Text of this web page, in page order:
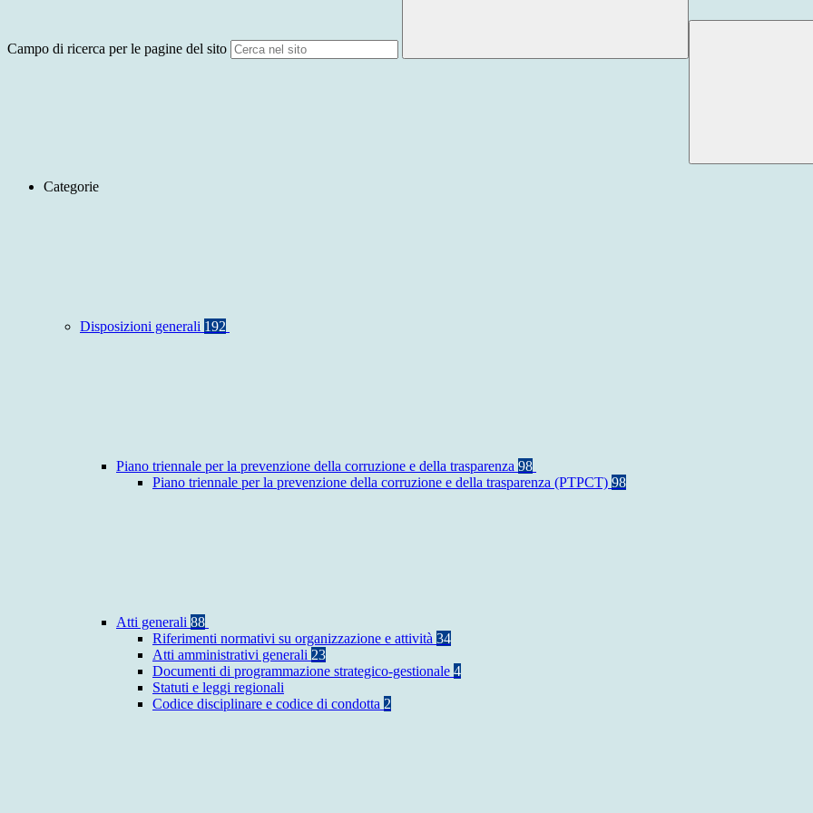
Campo di ricerca per le pagine del sito
Categorie
Disposizioni generali 192
Piano triennale per la prevenzione della corruzione e della trasparenza 98
Piano triennale per la prevenzione della corruzione e della trasparenza (PTPCT) 98
Atti generali 88
Riferimenti normativi su organizzazione e attività 34
Atti amministrativi generali 23
Documenti di programmazione strategico-gestionale 4
Statuti e leggi regionali
Codice disciplinare e codice di condotta 2